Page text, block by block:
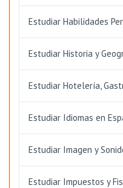
Estudiar Habilidades
Estudiar Historia y
Estudiar Hotelería,
Estudiar Idiomas en
Estudiar Imagen y
Estudiar Impuestos y